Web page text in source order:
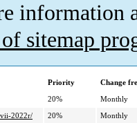
information
sitemap
Priority
Change
20%
Monthly
vii-2022r/
20%
Monthly